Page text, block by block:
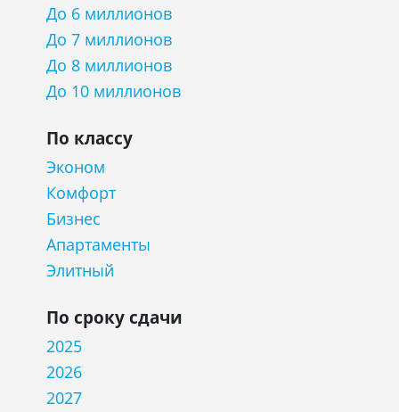
До 6 миллионов
До 7 миллионов
До 8 миллионов
До 10 миллионов
По классу
Эконом
Комфорт
Бизнес
Апартаменты
Элитный
По сроку сдачи
2025
2026
2027